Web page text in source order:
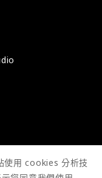
使用 cookies 分析技